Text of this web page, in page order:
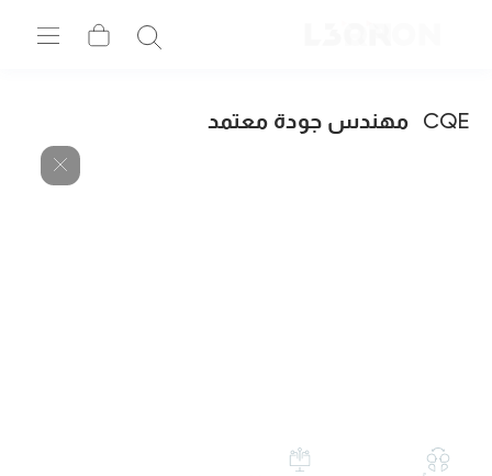
CQE مهندس جودة معتمد